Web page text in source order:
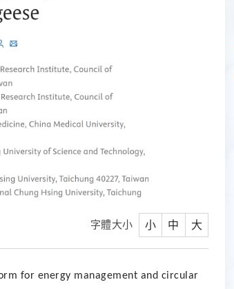
字體大小 小 中 大
for energy management and circular